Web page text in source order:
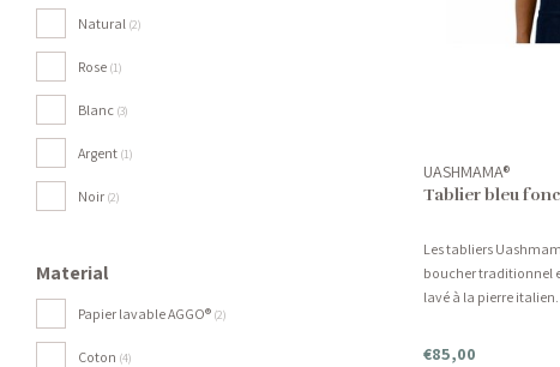
Natural (2)
Rose (1)
Blanc (3)
Argent (1)
Noir (2)
Material
Papier lavable AGGO® (2)
Coton (4)
UASHMAMA®
Tablier bleu
Les tabliers
boucher traditionnel
lavé à la pierre
€85,00